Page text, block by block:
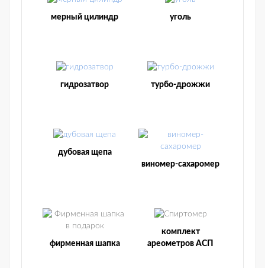
мерный цилиндр уголь
гидрозатвор турбо-дрожжи
дубовая щепа
виномер-сахаромер
фирменная шапка
комплект
ареометров АСП